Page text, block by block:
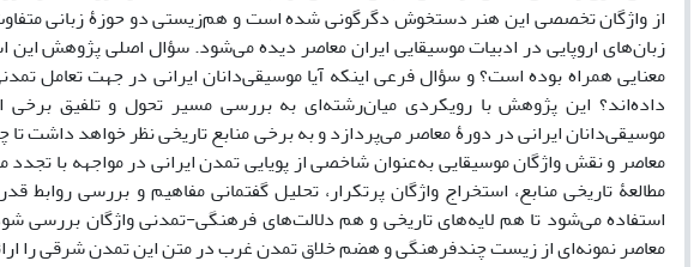
از واژگان تخصصی این هنر دستخوش دگرگونی شده است و هم‌زیستی دو حوزۀ زبانی متفاوت
زبان‌های اروپایی در ادبیات موسیقایی ایران معاصر دیده می‌‌شود. سؤال اصلی پژوهش این
معنایی همراه بوده است؟ و سؤال فرعی اینکه آیا موسیقی‌دانان ایرانی در جهت تعامل
داده‌اند؟ این پژوهش با رویکردی میان‌رشته‌ای به بررسی مسیر تحول و تلفیق برخی
موسیقی‌دانان ایرانی در دورۀ معاصر می‌پردازد و به برخی منابع تاریخی نظر خواهد داشت
معاصر و نقش واژگان موسیقایی به‌عنوان شاخصی از پویایی تمدن ایرانی در مواجهه با
مطالعۀ تاریخی منابع، استخراج واژگان پرتکرار، تحلیل گفتمانی مفاهیم و بررسی
استفاده می‌‌شود تا هم لایه‌های تاریخی و هم دلالت‌های فرهنگی-تمدنی واژگان بررسی
معاصر نمونه‌ای از زیست چندفرهنگی و هضم خلاق تمدن غرب در متن این تمدن شرقی را